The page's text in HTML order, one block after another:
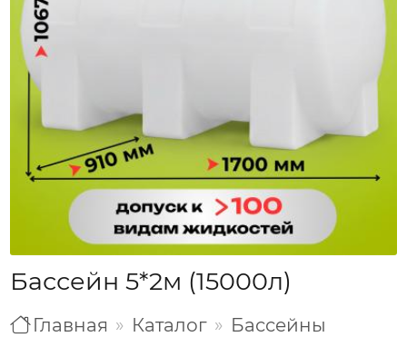
Бассейн 5*2м (15000л)
Главная Каталог
Бассейны